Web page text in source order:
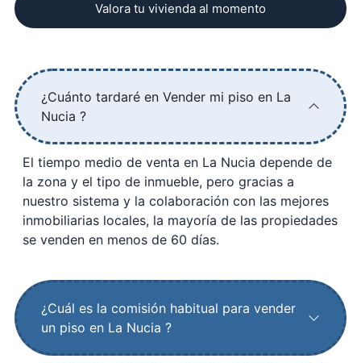
Valora tu vivienda al momento
¿Cuánto tardaré en Vender mi piso en La
Nucia ?
El tiempo medio de venta en La Nucia depende de
la zona y el tipo de inmueble, pero gracias a
nuestro sistema y la colaboración con las mejores
inmobiliarias locales, la mayoría de las propiedades
se venden en menos de 60 días.
¿Cuál es la comisión habitual para vender
un piso en La Nucia ?